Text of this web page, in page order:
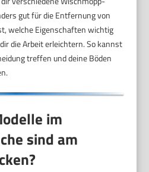
gut für die Entfernung von
welche Eigenschaften wichtig
die Arbeit erleichtern. So kannst
treffen und deine Böden
im
sind am